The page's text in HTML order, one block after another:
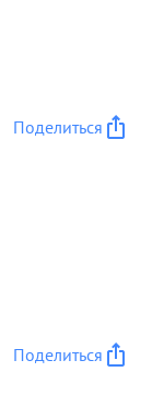
Поделиться
Поделиться